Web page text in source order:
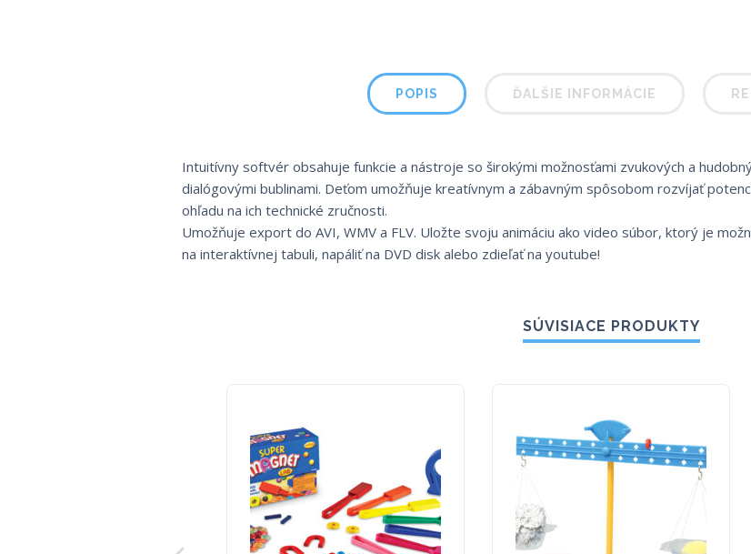
POPIS ĎALŠIE INFORMÁCIE
Intuitívny softvér obsahuje funkcie a nástroje so širokými možnosťami zvukových a
dialógovými bublinami. Deťom umožňuje kreatívnym a zábavným spôsobom rozvíjať
ohľadu na ich technické zručnosti.
Umožňuje export do AVI, WMV a FLV. Uložte svoju animáciu ako video súbor, ktorý je
na interaktívnej tabuli, napáliť na DVD disk alebo zdieľať na youtube!
SÚVISIACE PRODUKTY